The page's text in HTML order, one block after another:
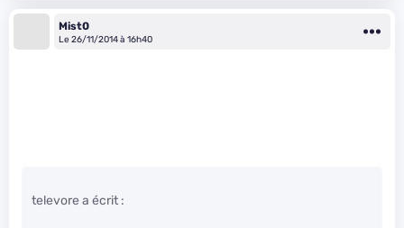
Mist0
Le 26/11/2014 à 16h40
televore a écrit :